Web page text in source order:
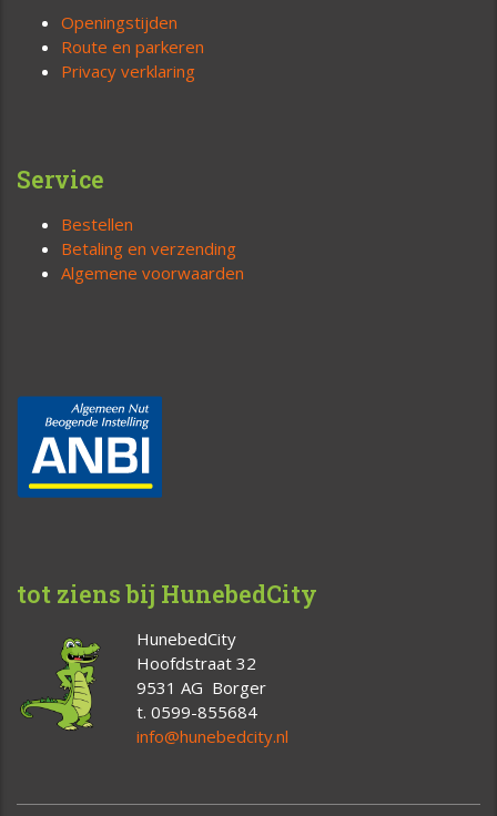
Openingstijden
Route en parkeren
Privacy verklaring
Service
Bestellen
Betaling en verzending
Algemene voorwaarden
tot ziens bij HunebedCity
HunebedCity
Hoofdstraat 32
9531 AG Borger
t. 0599-855684
info@hunebedcity.nl